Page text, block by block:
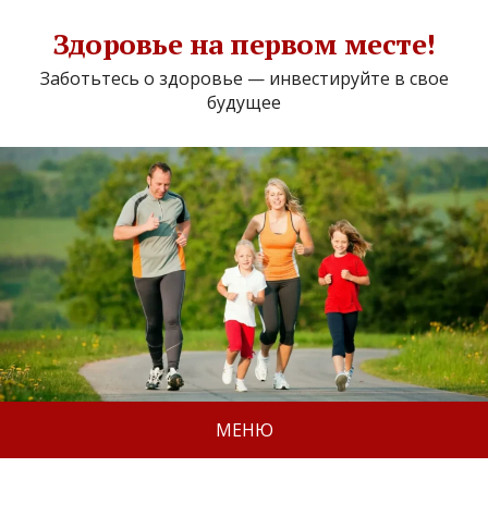
Здоровье на первом месте!
Заботьтесь о здоровье — инвестируйте в свое
будущее
МЕНЮ